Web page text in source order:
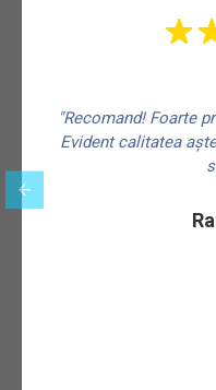
"Recomand! Foarte
Evident calitatea